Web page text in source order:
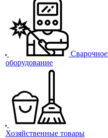
Сварочное
оборудование
Хозяйственные товары